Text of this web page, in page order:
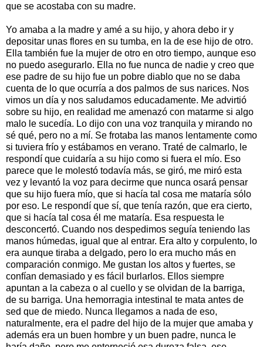
que se acostaba con su madre.
Yo amaba a la madre y amé a su hijo, y ahora debo ir y
depositar unas flores en su tumba, en la de ese hijo de otro.
Ella también fue la mujer de otro en otro tiempo, aunque eso
no puedo asegurarlo. Ella no fue nunca de nadie y creo que
ese padre de su hijo fue un pobre diablo que no se daba
cuenta de lo que ocurría a dos palmos de sus narices. Nos
vimos un día y nos saludamos educadamente. Me advirtió
sobre su hijo, en realidad me amenazó con matarme si algo
malo le sucedía. Lo dijo con una voz tranquila y mirando no
sé qué, pero no a mí. Se frotaba las manos lentamente como
si tuviera frío y estábamos en verano. Traté de calmarlo, le
respondí que cuidaría a su hijo como si fuera el mío. Eso
parece que le molestó todavía más, se giró, me miró esta
vez y levantó la voz para decirme que nunca osará pensar
que su hijo fuera mío, que si hacía tal cosa me mataría sólo
por eso. Le respondí que sí, que tenía razón, que era cierto,
que si hacía tal cosa él me mataría. Esa respuesta le
desconcertó. Cuando nos despedimos seguía teniendo las
manos húmedas, igual que al entrar. Era alto y corpulento, lo
era aunque tiraba a delgado, pero lo era mucho más en
comparación conmigo. Me gustan los altos y fuertes, se
confían demasiado y es fácil burlarlos. Ellos siempre
apuntan a la cabeza o al cuello y se olvidan de la barriga,
de su barriga. Una hemorragia intestinal te mata antes de
sed que de miedo. Nunca llegamos a nada de eso,
naturalmente, era el padre del hijo de la mujer que amaba y
además era un buen hombre y un buen padre, nunca le